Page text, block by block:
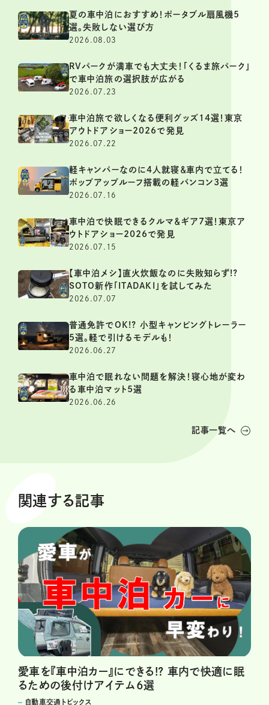
夏の車中泊におすすめ！ポータブル扇風機5
選。失敗しない選び方
2026.08.03
RVパークが満車でも大丈夫！「くるま旅パーク」
で車中泊旅の選択肢が広がる
2026.07.23
車中泊旅で欲しくなる便利グッズ14選！東京
アウトドアショー2026で発見
2026.07.22
軽キャンパーなのに4人就寝＆車内で立てる！
ポップアップルーフ搭載の軽バンコン3選
2026.07.16
車中泊で快眠できるクルマ＆ギア7選！東京ア
ウトドアショー2026で発見
2026.07.15
【車中泊メシ】直火炊飯なのに失敗知らず!?
SOTO新作「ITADAKI」を試してみた
2026.07.07
普通免許でOK!? 小型キャンピングトレーラー
5選。軽で引けるモデルも！
2026.06.27
車中泊で眠れない問題を解決！寝心地が変わ
る車中泊マット5選
2026.06.26
記事一覧へ
関連する記事
愛車を『車中泊カー』にできる!? 車内で快適に眠
るための後付けアイテム6選
自動車交通トピックス